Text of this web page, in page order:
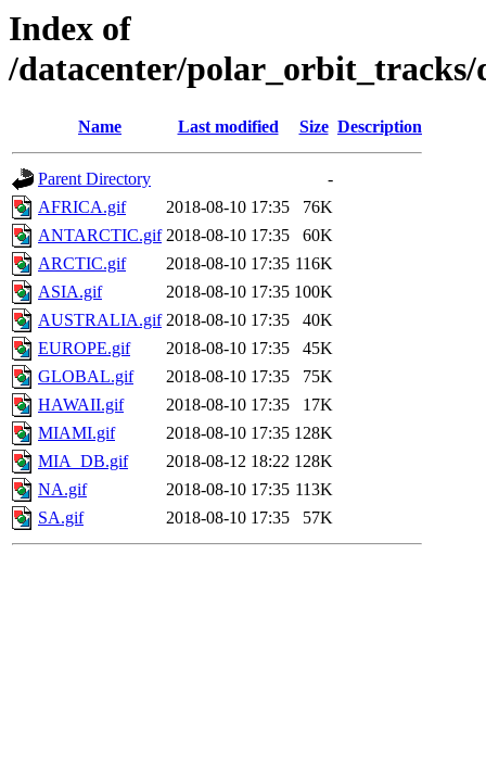
Index of
/datacenter/polar_orbit_tracks/
Name Last modified Size Description
Parent Directory
-
AFRICA.gif
2018-08-10 17:35
76K
ANTARCTIC.gif 2018-08-10 17:35
60K
ARCTIC.gif
2018-08-10 17:35 116K
ASIA.gif
2018-08-10 17:35 100K
AUSTRALIA.gif 2018-08-10 17:35
40K
EUROPE.gif
2018-08-10 17:35
45K
GLOBAL.gif
2018-08-10 17:35
75K
HAWAII.gif
2018-08-10 17:35
17K
MIAMI.gif
2018-08-10 17:35 128K
MIA_DB.gif
2018-08-12 18:22 128K
NA.gif
2018-08-10 17:35 113K
SA.gif
2018-08-10 17:35 57K